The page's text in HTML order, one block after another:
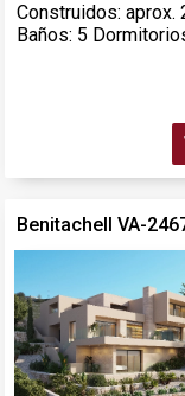
Construidos: aprox.
Baños: 5
Benitachell VA-